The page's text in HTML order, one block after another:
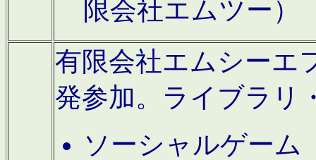
限会社エムツー）
有限会社エムシーエ
発参加。ライブラリ
ソーシャルゲーム